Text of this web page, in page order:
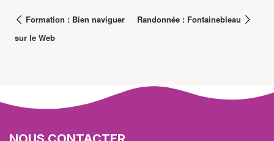
Formation : Bien naviguer
sur le Web
Randonnée : Fontainebleau